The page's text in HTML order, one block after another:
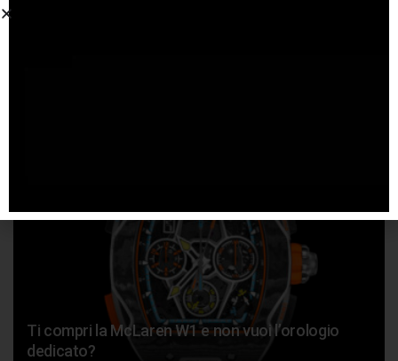
Ti compri la McLaren W1 e non vuoi l’orologio
dedicato?